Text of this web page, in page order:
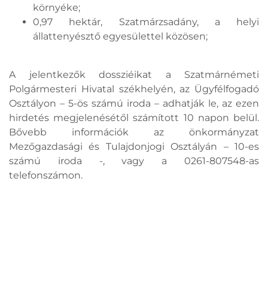
környéke;
0,97 hektár, Szatmárzsadány, a helyi
állattenyésztő egyesülettel közösen;
A jelentkezők dossziéikat a Szatmárnémeti
Polgármesteri Hivatal székhelyén, az Ügyfélfogadó
Osztályon – 5-ös számú iroda – adhatják le, az ezen
hirdetés megjelenésétől számított 10 napon belül.
Bővebb információk az önkormányzat
Mezőgazdasági és Tulajdonjogi Osztályán – 10-es
számú iroda -, vagy a 0261-807548-as
telefonszámon.